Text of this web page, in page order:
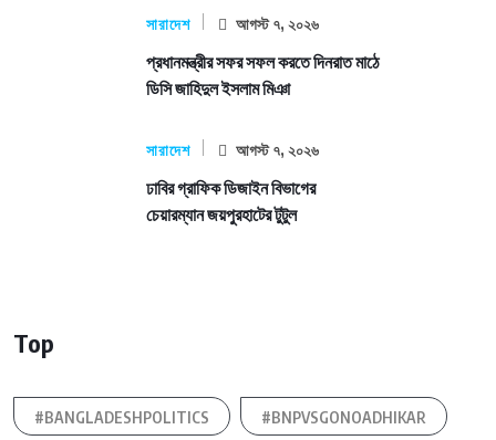
সারাদেশ আগস্ট ৭, ২০২৬
প্রধানমন্ত্রীর সফর সফল করতে দিনরাত মাঠে
ডিসি জাহিদুল ইসলাম মিঞা
সারাদেশ আগস্ট ৭, ২০২৬
ঢাবির গ্রাফিক ডিজাইন বিভাগের
চেয়ারম্যান জয়পুরহাটের টুটুল
Top
#BANGLADESHPOLITICS #BNPVSGONOADHIKAR